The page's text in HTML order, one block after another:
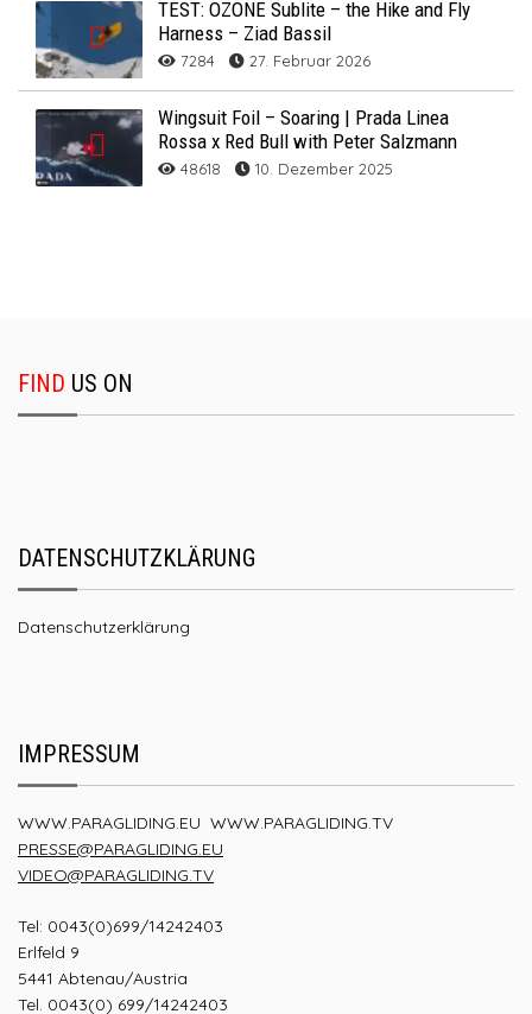
TEST: OZONE Sublite – the Hike and Fly
Harness – Ziad Bassil
7284 27. Februar 2026
Wingsuit Foil – Soaring | Prada Linea
Rossa x Red Bull with Peter Salzmann
48618 10. Dezember 2025
FIND US ON
DATENSCHUTZKLÄRUNG
Datenschutzerklärung
IMPRESSUM
WWW.PARAGLIDING.EU WWW.PARAGLIDING.TV
PRESSE@PARAGLIDING.EU
VIDEO@PARAGLIDING.TV
Tel: 0043(0)699/14242403
Erlfeld 9
5441 Abtenau/Austria
Tel. 0043(0) 699/14242403